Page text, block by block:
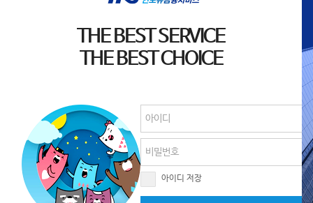
THE BEST SERVICE
THE BEST CHOICE
아이디 저장